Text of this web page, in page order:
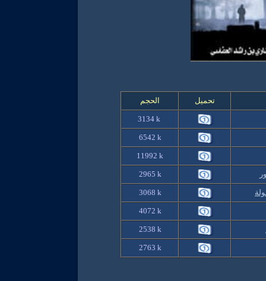
الحجم تحميل
3134 k
6542 k
11992 k
2965 k
3068 k
4072 k
2538 k
2763 k